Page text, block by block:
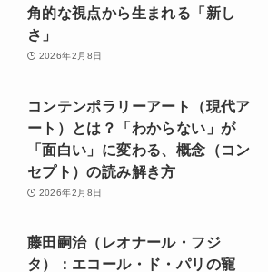
角的な視点から生まれる「新し
さ」
2026年2月8日
コンテンポラリーアート（現代ア
ート）とは？「わからない」が
「面白い」に変わる、概念（コン
セプト）の読み解き方
2026年2月8日
藤田嗣治（レオナール・フジ
タ）：エコール・ド・パリの寵